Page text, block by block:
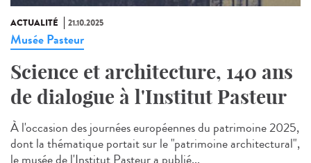
ACTUALITÉ 21.10.2025
Musée Pasteur
Science et architecture, 140 ans
de dialogue à l'Institut Pasteur
À l'occasion des journées européennes du patrimoine 2025,
dont la thématique portait sur le "patrimoine architectural",